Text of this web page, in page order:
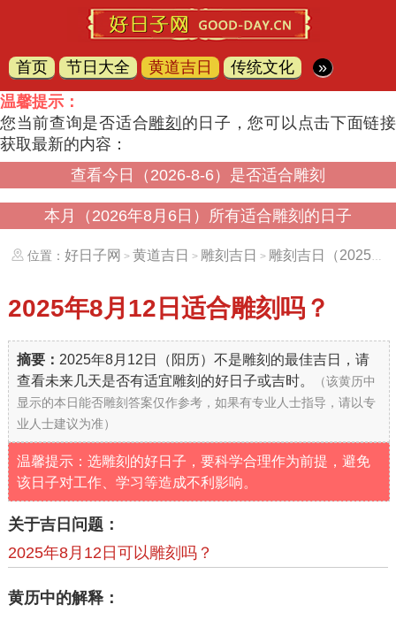
首页 节日大全 黄道吉日 传统文化
»
温馨提示：
您当前查询是否适合雕刻 的日子，您可以点击下面链接
获取最新的内容：
查看今日（2026-8-6）是否适合雕刻
本月（2026年8月6日）所有适合雕刻的日子
位置： 好日子网 > 黄道吉日 > 雕刻吉日 > 雕刻吉日（20250812）
2025年8月12日 适合雕刻吗？
摘要： 2025年8月12日（阳历）不是雕刻的最佳吉日，请
查看未来几天是否有适宜雕刻的好日子或吉时。
（该黄历中
显示的本日能否雕刻答案仅作参考，如果有专业人士指导，请以专
业人士建议为准）
温馨提示：选雕刻的好日子，要科学合理作为前提，避免
该日子对工作、学习等造成不利影响。
关于吉日问题：
2025年8月12日可以雕刻吗？
黄历中的解释：